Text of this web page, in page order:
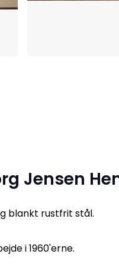
Jensen
blankt rustfrit stål.
i 1960'erne.